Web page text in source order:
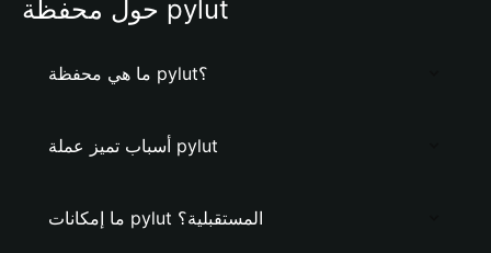
حول محفظة pylut
ما هي محفظة pylut؟
أسباب تميز عملة pylut
ما إمكانات pylut المستقبلية؟